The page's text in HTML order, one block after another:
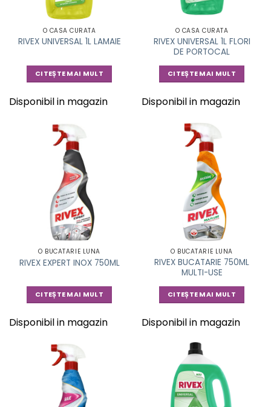
O CASA CURATA
RIVEX UNIVERSAL 1L LAMAIE
CITEȘTE MAI MULT
Disponibil in magazin
O CASA CURATA
RIVEX UNIVERSAL 1L FLORI
DE PORTOCAL
CITEȘTE MAI MULT
Disponibil in magazin
O BUCATARIE LUNA
RIVEX EXPERT INOX 750ML
CITEȘTE MAI MULT
Disponibil in magazin
O BUCATARIE LUNA
RIVEX BUCATARIE 750ML
MULTI-USE
CITEȘTE MAI MULT
Disponibil in magazin